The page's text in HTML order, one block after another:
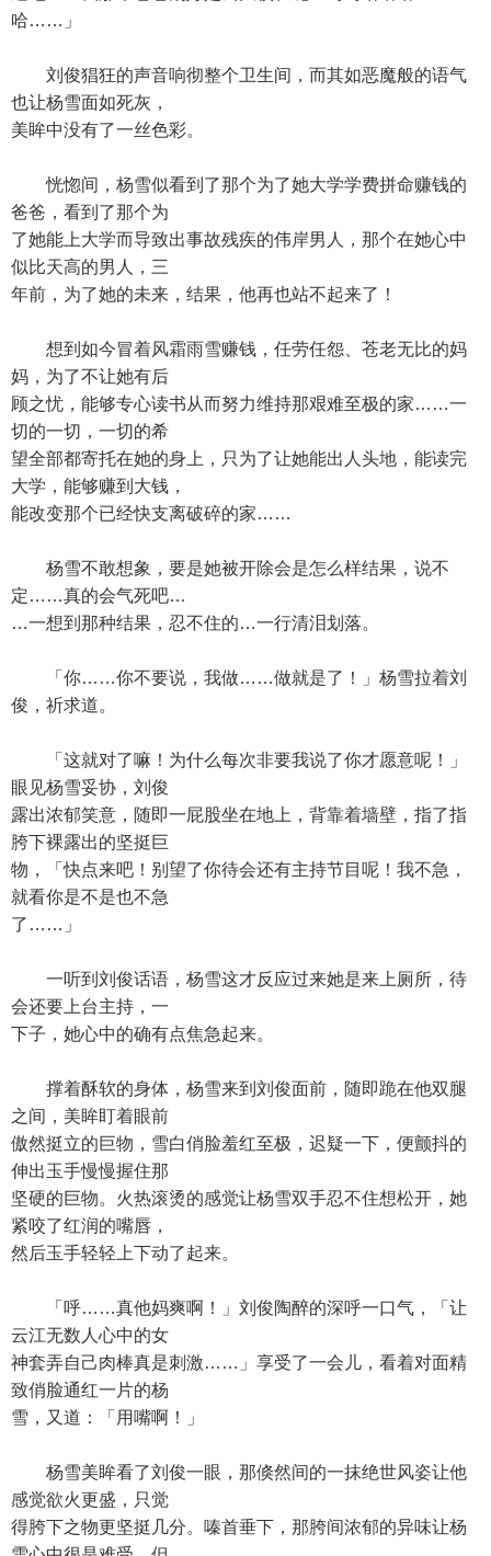
哈……」
刘俊猖狂的声音响彻整个卫生间，而其如恶魔般的语气
也让杨雪面如死灰，
美眸中没有了一丝色彩。
恍惚间，杨雪似看到了那个为了她大学学费拼命赚钱的
爸爸，看到了那个为
了她能上大学而导致出事故残疾的伟岸男人，那个在她心中
似比天高的男人，三
年前，为了她的未来，结果，他再也站不起来了！
想到如今冒着风霜雨雪赚钱，任劳任怨、苍老无比的妈
妈，为了不让她有后
顾之忧，能够专心读书从而努力维持那艰难至极的家……一
切的一切，一切的希
望全部都寄托在她的身上，只为了让她能出人头地，能读完
大学，能够赚到大钱，
能改变那个已经快支离破碎的家……
杨雪不敢想象，要是她被开除会是怎么样结果，说不
定……真的会气死吧…
…一想到那种结果，忍不住的…一行清泪划落。
「你……你不要说，我做……做就是了！」杨雪拉着刘
俊，祈求道。
「这就对了嘛！为什么每次非要我说了你才愿意呢！」
眼见杨雪妥协，刘俊
露出浓郁笑意，随即一屁股坐在地上，背靠着墙壁，指了指
胯下裸露出的坚挺巨
物，「快点来吧！别望了你待会还有主持节目呢！我不急，
就看你是不是也不急
了……」
一听到刘俊话语，杨雪这才反应过来她是来上厕所，待
会还要上台主持，一
下子，她心中的确有点焦急起来。
撑着酥软的身体，杨雪来到刘俊面前，随即跪在他双腿
之间，美眸盯着眼前
傲然挺立的巨物，雪白俏脸羞红至极，迟疑一下，便颤抖的
伸出玉手慢慢握住那
坚硬的巨物。火热滚烫的感觉让杨雪双手忍不住想松开，她
紧咬了红润的嘴唇，
然后玉手轻轻上下动了起来。
「呼……真他妈爽啊！」刘俊陶醉的深呼一口气，「让
云江无数人心中的女
神套弄自己肉棒真是刺激……」享受了一会儿，看着对面精
致俏脸通红一片的杨
雪，又道：「用嘴啊！」
杨雪美眸看了刘俊一眼，那倏然间的一抹绝世风姿让他
感觉欲火更盛，只觉
得胯下之物更坚挺几分。嗪首垂下，那胯间浓郁的异味让杨